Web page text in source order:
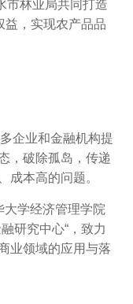
林业局共同打造
益，实现农产品品
企业和金融机构提
，破除孤岛，传递
成本高的问题。
学经济管理学院
研究中心“，致力
业领域的应用与落